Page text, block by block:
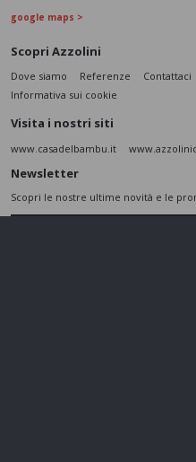
google maps >
Scopri Azzolini
Dove siamo Referenze Contattaci
Informativa sui cookie
Visita i nostri siti
www.casadelbambu.it
Newsletter
Scopri le nostre ultime novità e le